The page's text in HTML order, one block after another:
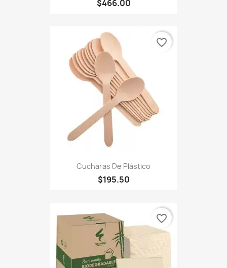
$466.00
Cucharas De Plástico
$195.50
favorite_border
favorite_border